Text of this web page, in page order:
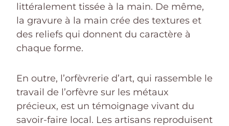
littéralement tissée à la main. De même,
la gravure à la main crée des textures et
des reliefs qui donnent du caractère à
chaque forme.
En outre, l’orfèvrerie d’art, qui rassemble le
travail de l’orfèvre sur les métaux
précieux, est un témoignage vivant du
savoir-faire local. Les artisans reproduisent